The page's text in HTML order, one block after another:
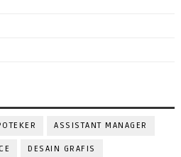
ASSISTANT MANAGER
DESAIN GRAFIS